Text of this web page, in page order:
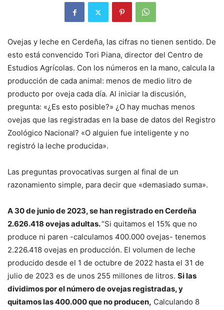
Ovejas y leche en Cerdeña, las cifras no tienen sentido. De
esto está convencido Tori Piana, director del Centro de
Estudios Agrícolas. Con los números en la mano, calcula la
producción de cada animal: menos de medio litro de
producto por oveja cada día. Al iniciar la discusión,
pregunta: «¿Es esto posible?» ¿O hay muchas menos
ovejas que las registradas en la base de datos del Registro
Zoológico Nacional? «O alguien fue inteligente y no
registró la leche producida».
Las preguntas provocativas surgen al final de un
razonamiento simple, para decir que «demasiado suma».
A 30 de junio de 2023, se han registrado en Cerdeña
2.626.418 ovejas adultas.“Si quitamos el 15% que no
produce ni paren -calculamos 400.000 ovejas- tenemos
2.226.418 ovejas en producción. El volumen de leche
producido desde el 1 de octubre de 2022 hasta el 31 de
julio de 2023 es de unos 255 millones de litros. Si las
dividimos por el número de ovejas registradas, y
quitamos las 400.000 que no producen, Calculando 8